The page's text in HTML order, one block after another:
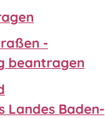
-
beantragen
Landes Baden-